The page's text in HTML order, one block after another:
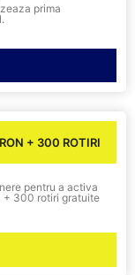
prima
+ 300 ROTIRI
pentru a activa
+ 300 rotiri gratuite